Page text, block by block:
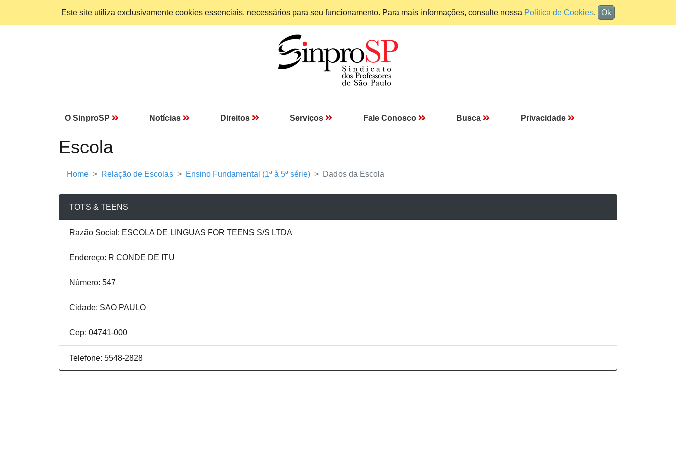
Este site utiliza exclusivamente cookies essenciais, necessários para seu funcionamento. Para mais informações, consulte nossa Política de Cookies. Ok
O SinproSP Notícias Direitos Serviços Fale Conosco Busca Privacidade
Escola
Home Relação de Escolas Ensino Fundamental (1ª à 5ª série) Dados da Escola
TOTS & TEENS
Razão Social: ESCOLA DE LINGUAS FOR TEENS S/S LTDA
Endereço: R CONDE DE ITU
Número: 547
Cidade: SAO PAULO
Cep: 04741-000
Telefone: 5548-2828